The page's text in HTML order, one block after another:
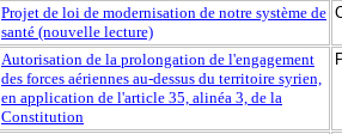
Projet de loi de modernisation de notre système de
santé (nouvelle lecture)
Autorisation de la prolongation de l'engagement
des forces aériennes au-dessus du territoire syrien,
en application de l'article 35, alinéa 3, de la
Constitution